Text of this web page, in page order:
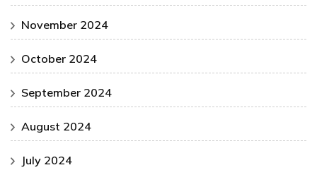
November 2024
October 2024
September 2024
August 2024
July 2024